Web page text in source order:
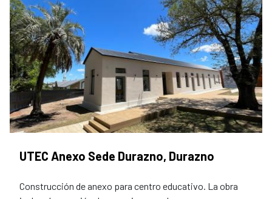
UTEC Anexo Sede Durazno, Durazno
Construcción de anexo para centro educativo. La obra